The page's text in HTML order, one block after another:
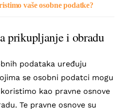
vaše osobne podatke?
prikupljanje i obradu
podataka uređuju
se osobni podatci mogu
kao pravne osnove
Te pravne osnove su